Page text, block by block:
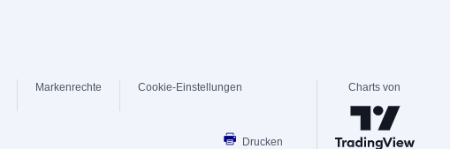
Markenrechte Cookie-Einstellungen
Drucken
Charts von